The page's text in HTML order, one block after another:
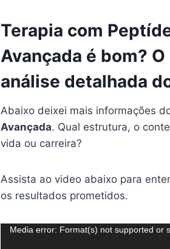
Terapia com
Avançada é bom?
análise detalhada
Abaixo deixei mais informações
Avançada. Qual estrutura, o
vida ou carreira?
Assista ao video abaixo para
os resultados prometidos.
Media error: Format(s) not supported or